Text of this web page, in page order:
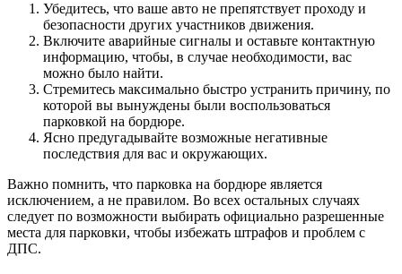
Убедитесь, что ваше авто не препятствует проходу и
безопасности других участников движения.
Включите аварийные сигналы и оставьте контактную
информацию, чтобы, в случае необходимости, вас
можно было найти.
Стремитесь максимально быстро устранить причину, по
которой вы вынуждены были воспользоваться
парковкой на бордюре.
Ясно предугадывайте возможные негативные
последствия для вас и окружающих.
Важно помнить, что парковка на бордюре является
исключением, а не правилом. Во всех остальных случаях
следует по возможности выбирать официально разрешенные
места для парковки, чтобы избежать штрафов и проблем с
ДПС.